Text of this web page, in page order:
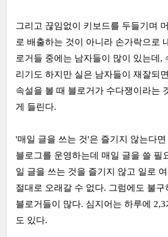
그리고 끊임없이 키보드를 두들기며
로 배출하는 것이 아니라 손가락으로
로거들 중에는 남자들이 많이 있는데,
리기도 하지만 실은 남자들이 재잘되
속설을 볼 때 블로거가 수다쟁이라는
게 들린다.
'매일 글을 쓰는 것'은 즐기지 않는다
블로그를 운영하는데 매일 글을 쓸 필
일 글을 쓰는 것을 즐기지 않고 일로
절대로 오래갈 수 없다. 그럼에도 불
블로거들이 많다. 심지어는 하루에
도 있다.